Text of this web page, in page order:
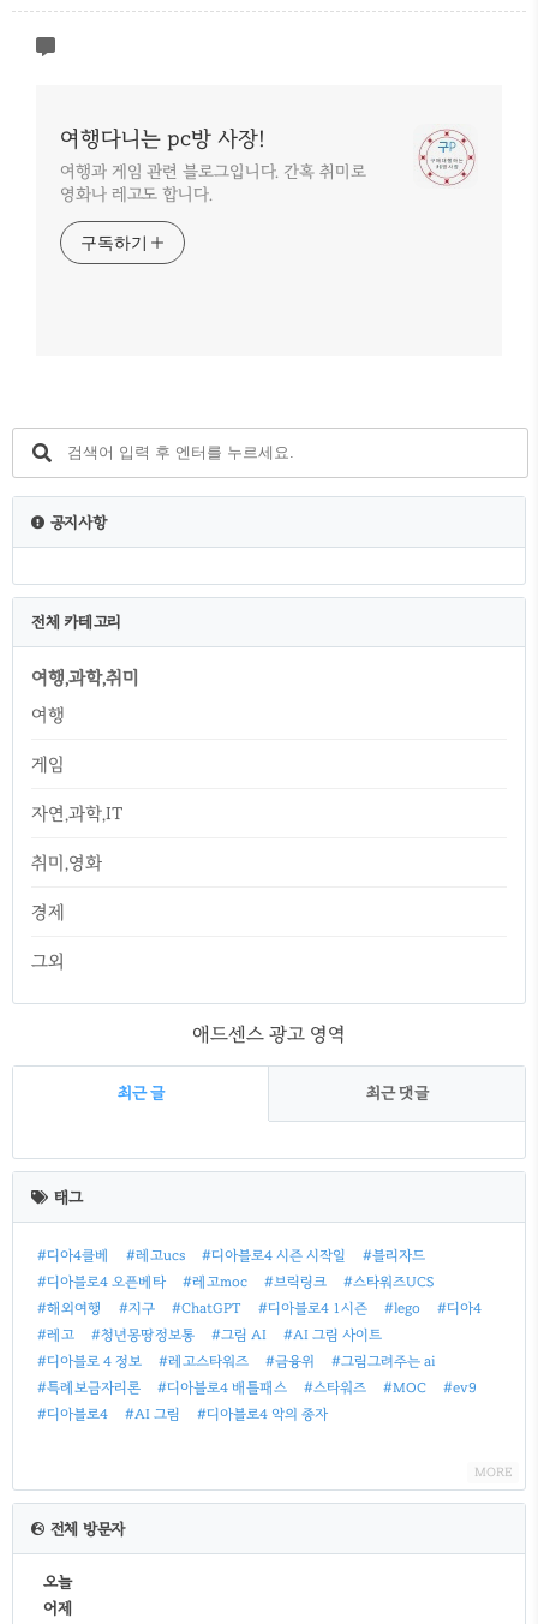
여행다니는 pc방 사장!
여행과 게임 관련 블로그입니다. 간혹 취미로
영화나 레고도 합니다.
구독하기
공지사항
전체 카테고리
여행,과학,취미
여행
게임
자연,과학,IT
취미,영화
경제
그외
애드센스 광고 영역
최근 글 최근 댓글
최
근
글
태그
#디아4클베 #레고ucs #디아블로4 시즌 시작일
#블리자드
#디아블로4 오픈베타
#레고moc #브릭링크
#스타워즈UCS
#해외여행
#지구 #ChatGPT #디아블로4 1시즌 #lego
#디아4
#레고
#청년몽땅정보통 #그림 AI
#AI 그림 사이트
#디아블로 4 정보
#레고스타워즈 #금융위
#그림그려주는 ai
#특례보금자리론
#디아블로4 배틀패스 #스타워즈 #MOC
#ev9
#디아블로4
#AI 그림 #디아블로4 악의 종자
MORE
전체 방문자
오늘
어제